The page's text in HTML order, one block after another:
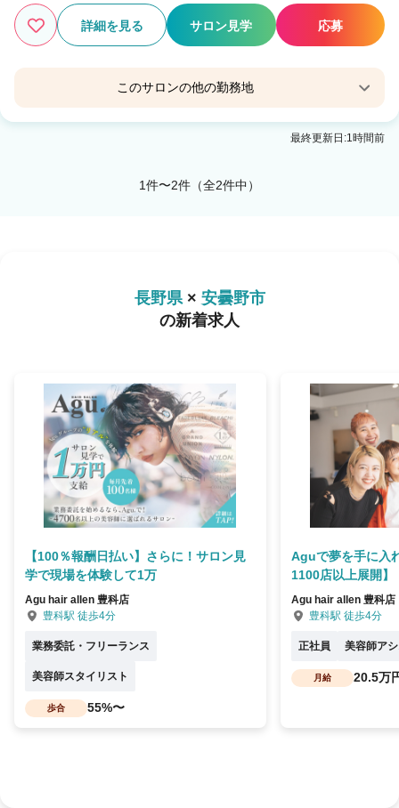
詳細を見る サロン見学 応募
このサロンの他の勤務地
Agu hair cedar 安曇野
最終更新日:1時間前
1件〜2件（全2件中）
長野県× 安曇野市
の新着求人
【100％報酬日払い】さらに！サロン見
学で現場を体験して1万
Agu hair allen 豊科店
豊科駅 徒歩4分
業務委託・フリーランス
美容師スタイリスト
歩合 55%〜
Aguで夢を手に入
1100店以上展開】
Agu hair allen 豊科店
豊科駅 徒歩4分
正社員 美容師ア
月給 20.5万